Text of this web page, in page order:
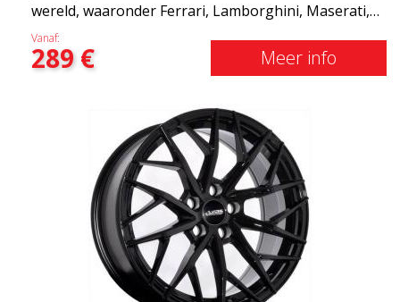
wereld, waaronder Ferrari, Lamborghini, Maserati,
Aston Martin en Lotus. Deze velg is uiteraard
geschikt voor meer gangbare auto's zoals Volvo,
Audi, Saab, Seat, Volkswagen, mercedes, etc. ABSF24
Geproduceerd in respectievelijk 19 en 20 inch.
Verkrijgbaar als verspringende montage, d.w.z.
bredere achterkant en smallere voorkant.
Ongelooflijk populair model op sociale media! Om
deze reden geloven we dat dit onze volgende
"bestseller" in 2021 zou kunnen zijn.
Vanaf:
289€ Meer info